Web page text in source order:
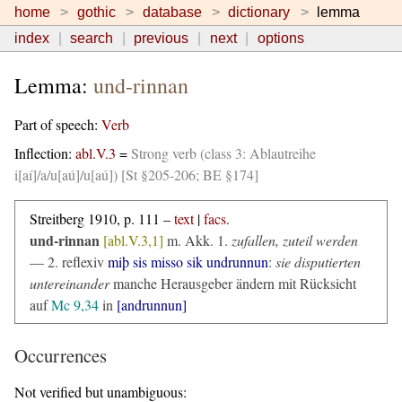
home gothic database dictionary
lemma
index
search previous next options
Lemma: und-rinnan
Part of speech: Verb
Inflection: abl.V.3 =Strong verb (class 3: Ablautreihe
i[aí]/a/u[aú]/u[aú]) [St §205-206; BE §174]
Streitberg 1910, p. 111 –text|facs.
und-rinnan [abl.V.3,1] m. Akk. 1. zufallen, zuteil werden
— 2. reflexivmiþ sis misso sik undrunnun: sie disputierten
untereinandermanche Herausgeber ändern mit Rücksicht
aufMc 9,34in [andrunnun]
Occurrences
Not verified but unambiguous: